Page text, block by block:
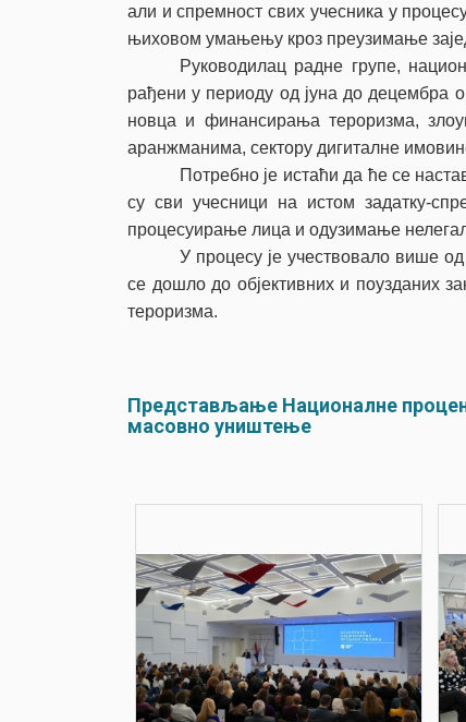
али и спремност свих учесника у
њиховом умањењу кроз преузимање
Руководилац радне групе,
рађени у периоду од јуна до децембра
новца и финансирања тероризма,
аранжманима, сектору дигиталне
Потребно је истаћи да ће се
су сви учесници на истом задатку-
процесуирање лица и одузимање
У процесу је учествовало више
се дошло до објективних и поузданих
тероризма.
Представљање Националне
масовно уништење